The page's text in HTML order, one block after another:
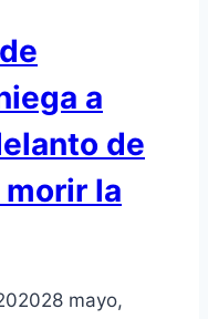
a
de
la
28 mayo,